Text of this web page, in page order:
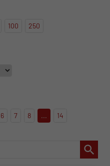
100 250
6 7 8 ... 14